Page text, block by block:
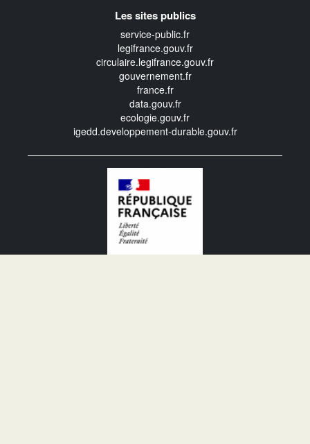
Les sites publics
service-public.fr
legifrance.gouv.fr
circulaire.legifrance.gouv.fr
gouvernement.fr
france.fr
data.gouv.fr
ecologie.gouv.fr
igedd.developpement-durable.gouv.fr